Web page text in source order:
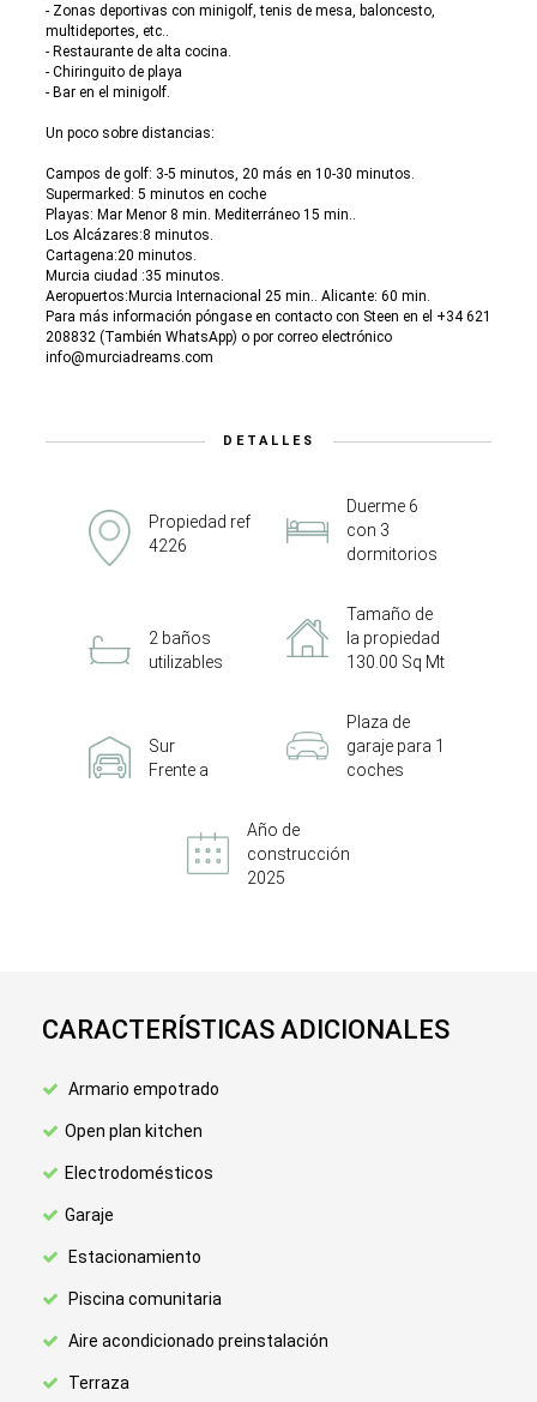
- Zonas deportivas con minigolf, tenis de mesa, baloncesto,
multideportes, etc..
- Restaurante de alta cocina.
- Chiringuito de playa
- Bar en el minigolf.
Un poco sobre distancias:
Campos de golf: 3-5 minutos, 20 más en 10-30 minutos.
Supermarked: 5 minutos en coche
Playas: Mar Menor 8 min. Mediterráneo 15 min..
Los Alcázares:8 minutos.
Cartagena:20 minutos.
Murcia ciudad :35 minutos.
Aeropuertos:Murcia Internacional 25 min.. Alicante: 60 min.
Para más información póngase en contacto con Steen en el +34 621
208832 (También WhatsApp) o por correo electrónico
info@murciadreams.com
DETALLES
Propiedad ref
4226
Duerme 6
con 3
dormitorios
2 baños
utilizables
Tamaño de
la propiedad
130.00 Sq Mt
Sur
Frente a
Plaza de
garaje para 1
coches
Año de
construcción
2025
CARACTERÍSTICAS ADICIONALES
Armario empotrado
Open plan kitchen
Electrodomésticos
Garaje
Estacionamiento
Piscina comunitaria
Aire acondicionado preinstalación
Terraza